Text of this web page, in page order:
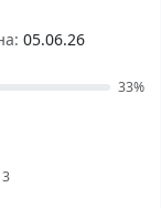
05.06.26
33%